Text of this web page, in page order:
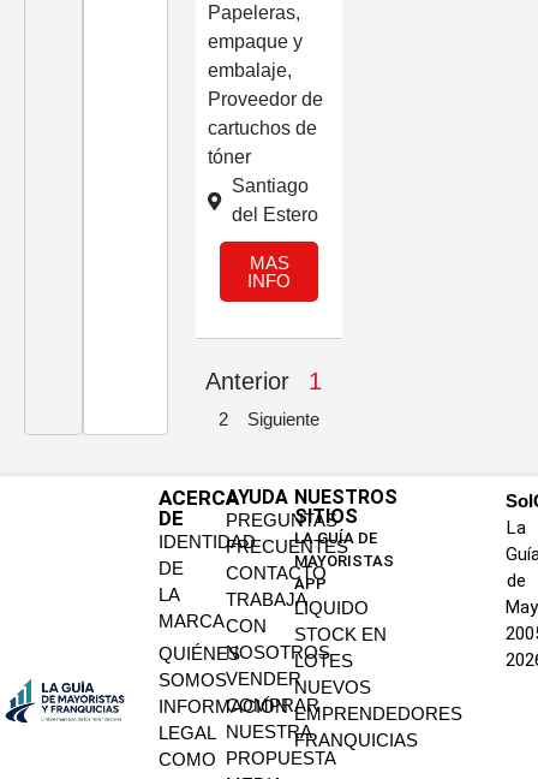
Papeleras,
empaque y
embalaje,
Proveedor de
cartuchos de
tóner
Santiago
del Estero
MAS
INFO
Anterior 1
2 Siguiente
ACERCA
DE
IDENTIDAD
DE
LA
MARCA
QUIÉNES
SOMOS
INFORMACIÓN
LEGAL
COMO
AYUDA
PREGUNTAS
FRECUENTES
CONTACTO
TRABAJA
CON
NOSOTROS
VENDER
COMPRAR
NUESTRA
PROPUESTA
NUESTROS
SITIOS
LA GUÍA DE
MAYORISTAS
APP
LIQUIDO
STOCK EN
LOTES
NUEVOS
EMPRENDEDORES
FRANQUICIAS
La
de